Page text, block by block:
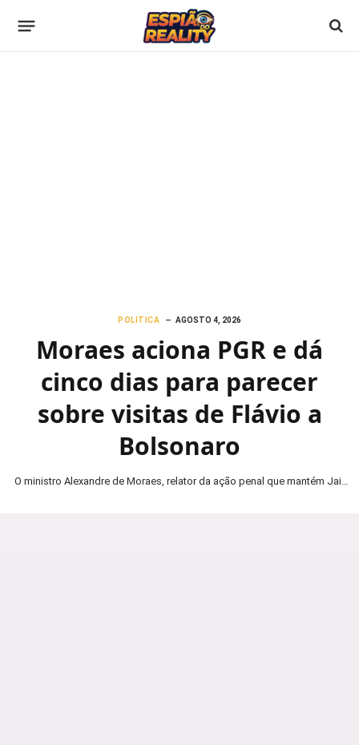
POLITICA AGOSTO 4, 2026
Moraes aciona PGR e dá
cinco dias para parecer
sobre visitas de Flávio a
Bolsonaro
O ministro Alexandre de Moraes, relator da ação penal que mantém Jair